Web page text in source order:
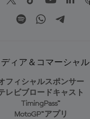
ディア＆コマーシャル
フィシャルスポンサー
レビブロードキャスト
TimingPass™
MotoGP™アプリ